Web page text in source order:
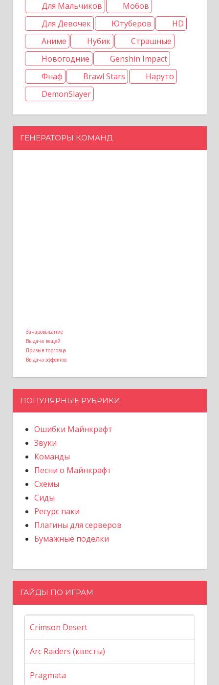
Для Мальчиков
Мобов
Для Девочек
Ютуберов
HD
Аниме
Нубик
Страшные
Новогодние
Genshin Impact
Фнаф
Brawl Stars
Наруто
DemonSlayer
ГЕНЕРАТОРЫ КОМАНД
Зачаровывание
Выдача вещей
Призыв торговца
Выдача эффектов
ПОПУЛЯРНЫЕ РУБРИКИ
Ошибки Майнкрафт
Звуки
Команды
Песни о Майнкрафт
Схемы
Сиды
Ресурс паки
Плагины для серверов
Бумажные поделки
ГАЙДЫ ПО ИГРАМ
Crimson Desert
Arc Raiders (квесты)
Pragmata